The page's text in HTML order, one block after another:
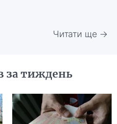
Читати ще →
за тиждень